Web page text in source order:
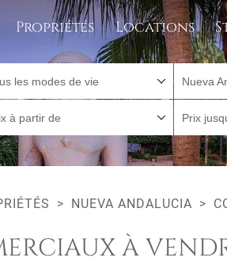
Propriétés Locations
les modes de vie Nueva
à partir de Prix
NUEVA ANDALUCIA
À